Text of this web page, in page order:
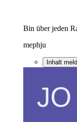
Bin über jeden
mephju
Inhalt